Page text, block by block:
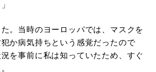
。当時のヨーロッパでは、マスクを
か病気持ちという感覚だったので
を事前に私は知っていたため、すぐ